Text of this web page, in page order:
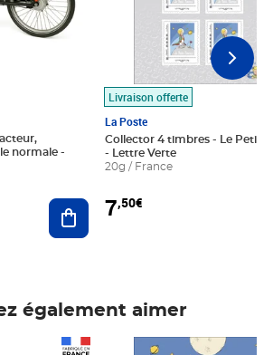
Ajouter au panier
Livraison offerte
La Poste
Collector 4 timbres - Le Petit
- Lettre Verte
20g / France
7,50€
également aimer
Prix 7,50€